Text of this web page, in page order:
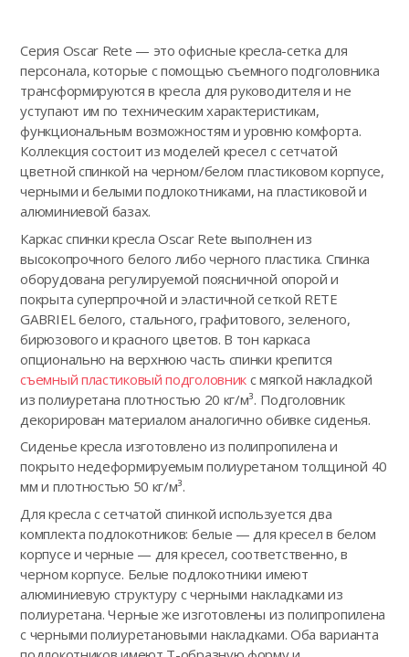
Серия Oscar Rete — это офисные кресла-сетка для
персонала, которые с помощью съемного подголовника
трансформируются в кресла для руководителя и не
уступают им по техническим характеристикам,
функциональным возможностям и уровню комфорта.
Коллекция состоит из моделей кресел с сетчатой
цветной спинкой на черном/белом пластиковом корпусе,
черными и белыми подлокотниками, на пластиковой и
алюминиевой базах.
Каркас спинки кресла Oscar Rete выполнен из
высокопрочного белого либо черного пластика. Спинка
оборудована регулируемой поясничной опорой и
покрыта суперпрочной и эластичной сеткой RETE
GABRIEL белого, стального, графитового, зеленого,
бирюзового и красного цветов. В тон каркаса
опционально на верхнюю часть спинки крепится
съемный пластиковый подголовник с мягкой накладкой
из полиуретана плотностью 20 кг/м³. Подголовник
декорирован материалом аналогично обивке сиденья.
Сиденье кресла изготовлено из полипропилена и
покрыто недеформируемым полиуретаном толщиной 40
мм и плотностью 50 кг/м³.
Для кресла с сетчатой спинкой используется два
комплекта подлокотников: белые — для кресел в белом
корпусе и черные — для кресел, соответственно, в
черном корпусе. Белые подлокотники имеют
алюминиевую структуру с черными накладками из
полиуретана. Черные же изготовлены из полипропилена
с черными полиуретановыми накладками. Оба варианта